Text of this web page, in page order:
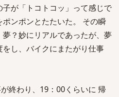
が「トコトコッ」って感じで
ンポンとたたいた。 その瞬
？妙にリアルであったが、夢
し、バイクにまたがり仕事
終わり、19：00くらいに 帰